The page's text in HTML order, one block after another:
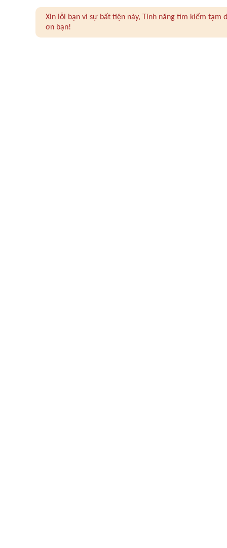
Xin lỗi bạn vì sự bất tiện này, Tính năng tìm kiếm
ơn bạn!